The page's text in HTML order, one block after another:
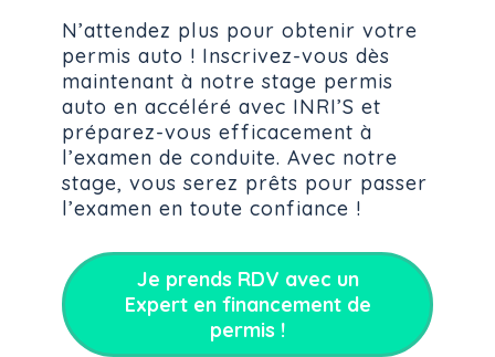
N’attendez plus pour obtenir votre
permis auto ! Inscrivez-vous dès
maintenant à notre stage permis
auto en accéléré avec INRI’S et
préparez-vous efficacement à
l’examen de conduite. Avec notre
stage, vous serez prêts pour passer
l’examen en toute confiance !
Je prends RDV avec un
Expert en financement de
permis !